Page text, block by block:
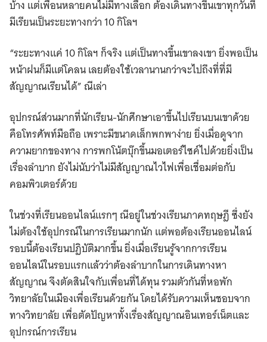
บ้าง แต่เพื่อนหลายคนไม่มีทางเลือก ต้องเดินทางขึ้นเขาทุกวันที่
มีเรียนเป็นระยะทางกว่า 10 กิโลฯ
“ระยะทางแค่ 10 กิโลฯ ก็จริง แต่เป็นทางขึ้นเขาลงเขา ยิ่งพอเป็น
หน้าฝนก็มีแต่โคลน เลยต้องใช้เวลานานกว่าจะไปถึงที่ที่มี
สัญญาณเรียนได้” ณีเล่า
อุปกรณ์ส่วนมากที่นักเรียน-นักศึกษาเอาขึ้นไปเรียนบนเขาด้วย
คือโทรศัพท์มือถือ เพราะมีขนาดเล็กพกพาง่าย ยิ่งเมื่อดูจาก
ความยากของทาง การพกโน้ตบุ๊กขึ้นมอเตอร์ไซค์ไปด้วยยิ่งเป็น
เรื่องลำบาก ยังไม่นับว่าไม่มีสัญญาณไวไฟเพื่อเชื่อมต่อกับ
คอมพิวเตอร์ด้วย
ในช่วงที่เรียนออนไลน์แรกๆ ณีอยู่ในช่วงเรียนภาคทฤษฎี ซึ่งยัง
ไม่ต้องใช้อุปกรณ์ในการเรียนมากนัก แต่พอต้องเรียนออนไลน์
รอบนี้ต้องเรียนปฏิบัติมากขึ้น ยิ่งเมื่อเรียนรู้จากการเรียน
ออนไลน์ในรอบแรกแล้วว่าต้องลำบากในการเดินทางหา
สัญญาณ จึงตัดสินใจกับเพื่อนที่ได้ทุน รวมตัวกันที่หอพัก
วิทยาลัยในเมืองเพื่อเรียนด้วยกัน โดยได้รับความเห็นชอบจาก
ทางวิทยาลัย เพื่อตัดปัญหาทั้งเรื่องสัญญาณอินเทอร์เน็ตและ
อุปกรณ์การเรียน